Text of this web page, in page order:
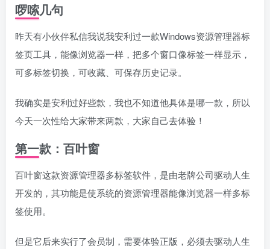
啰嗦几句
昨天有小伙伴私信我说我安利过一款Windows资源管理器标
签页工具，能像浏览器一样，把多个窗口像标签一样显示，
可多标签切换，可收藏、可保存历史记录。
我确实是安利过好些款，我也不知道他具体是哪一款，所以
今天一次性给大家带来两款，大家自己去体验！
第一款：百叶窗
百叶窗这款资源管理器多标签软件，是由老牌公司驱动人生
开发的，其功能是使系统的资源管理器能像浏览器一样多标
签使用。
但是它后来实行了会员制，需要体验正版，必须去驱动人生